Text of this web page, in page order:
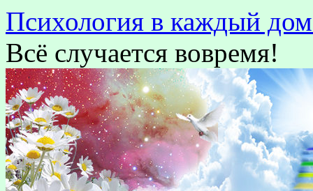
Психология в каждый
Всё случается вовремя!